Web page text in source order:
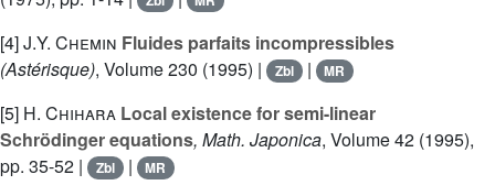
[4]J.Y. Chemin Fluides parfaits incompressibles
(Astérisque), Volume 230 (1995) | Zbl | MR
[5] H. Chihara Local existence for semi-linear
Schrödinger equations, Math. Japonica, Volume 42 (1995),
pp. 35-52 |
Zbl | MR